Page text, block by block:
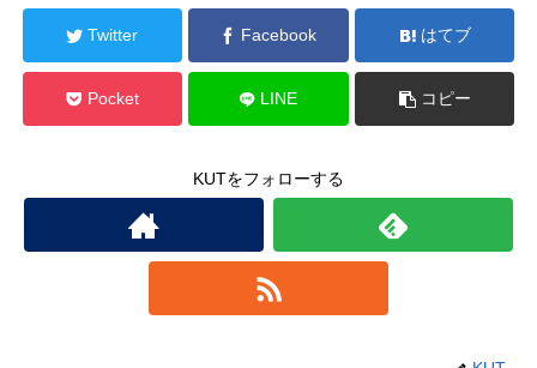
Twitter Facebook はてブ
Pocket LINE コピー
KUTをフォローする